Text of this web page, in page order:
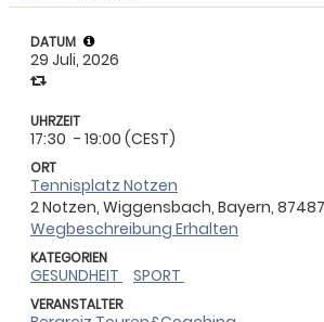
DATUM
29 Juli, 2026
UHRZEIT
17:30 - 19:00 (CEST)
ORT
Tennisplatz Notzen
2 Notzen, Wiggensbach, Bayern,
Wegbeschreibung Erhalten
KATEGORIEN
GESUNDHEIT SPORT
VERANSTALTER